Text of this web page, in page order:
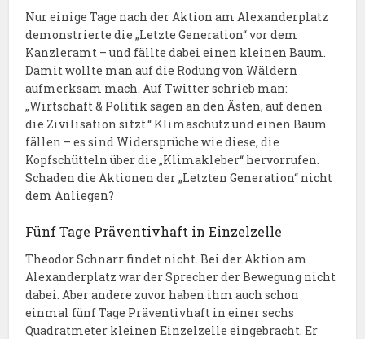
Nur einige Tage nach der Aktion am Alexanderplatz
demonstrierte die „Letzte Generation“ vor dem
Kanzleramt – und fällte dabei einen kleinen Baum.
Damit wollte man auf die Rodung von Wäldern
aufmerksam mach. Auf Twitter schrieb man:
„Wirtschaft & Politik sägen an den Ästen, auf denen
die Zivilisation sitzt.“ Klimaschutz und einen Baum
fällen – es sind Widersprüche wie diese, die
Kopfschütteln über die „Klimakleber“ hervorrufen.
Schaden die Aktionen der „Letzten Generation“ nicht
dem Anliegen?
Fünf Tage Präventivhaft in Einzelzelle
Theodor Schnarr findet nicht. Bei der Aktion am
Alexanderplatz war der Sprecher der Bewegung nicht
dabei. Aber andere zuvor haben ihm auch schon
einmal fünf Tage Präventivhaft in einer sechs
Quadratmeter kleinen Einzelzelle eingebracht. Er